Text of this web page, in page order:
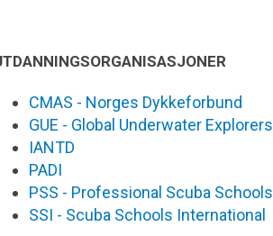
CMAS - Norges Dykkeforbund
GUE - Global Underwater Explorers
IANTD
PADI
PSS - Professional Scuba Schools
SSI - Scuba Schools International